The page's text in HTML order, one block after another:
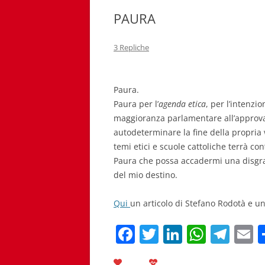
PAURA
3 Repliche
Paura.
Paura per l’agenda etica, per
maggioranza parlamentare
autodeterminare la fine della propria
temi etici e scuole cattoliche terrà
Paura che possa accadermi una
del mio destino.
Qui un articolo di Stefano Rodotà e
F T Li W T E